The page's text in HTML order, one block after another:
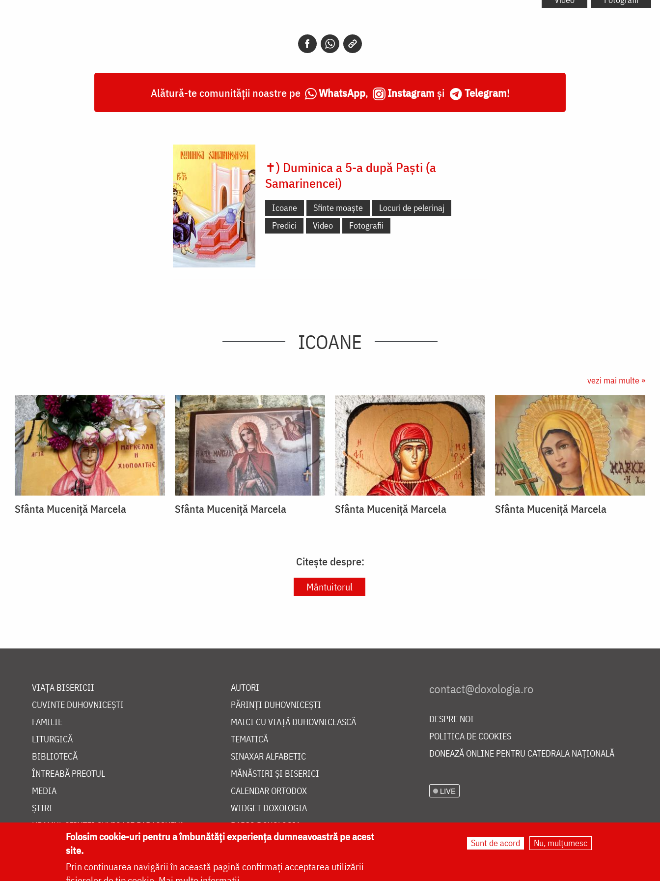
Alătură-te comunității noastre pe WhatsApp, Instagram și Telegram!
✝) Duminica a 5-a după Paști (a
Samarinencei)
Icoane Sfinte moaște
Locuri de pelerinaj
Predici
Video Fotografii
ICOANE
vezi mai multe »
Sfânta Muceniță Marcela Sfânta Muceniță Marcela Sfânta Muceniță Marcela Sfânta Muceniță Marcela
Citește despre:
Mântuitorul
VIAȚA BISERICII
CUVINTE DUHOVNICEȘTI
FAMILIE
LITURGICĂ
BIBLIOTECĂ
ÎNTREABĂ PREOTUL
MEDIA
ȘTIRI
HRAMUL SFINTEI CUVIOASE PARASCHEVA
AUTORI
PĂRINȚI DUHOVNICEȘTI
MAICI CU VIAȚĂ DUHOVNICEASCĂ
TEMATICĂ
SINAXAR ALFABETIC
MĂNĂSTIRI ȘI BISERICI
CALENDAR ORTODOX
WIDGET DOXOLOGIA
RADIO DOXOLOGIA
DESPRE NOI
POLITICA DE COOKIES
DONEAZĂ ONLINE PENTRU CATEDRALA NAȚIONALĂ
LIVE
Folosim cookie-uri pentru a îmbunătăți experiența dumneavoastră pe acest
site.
Prin continuarea navigării în această pagină confirmați acceptarea utilizării
Sunt de acord Nu, mulțumesc